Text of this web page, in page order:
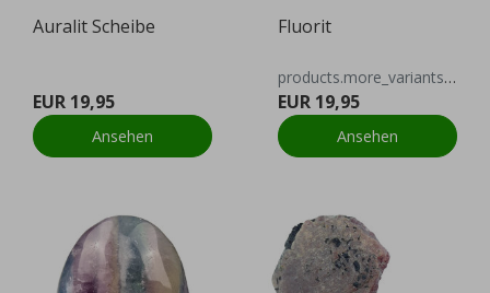
Auralit Scheibe
EUR 19,95
Ansehen
Fluorit
products.more_variants_available
EUR 19,95
Ansehen